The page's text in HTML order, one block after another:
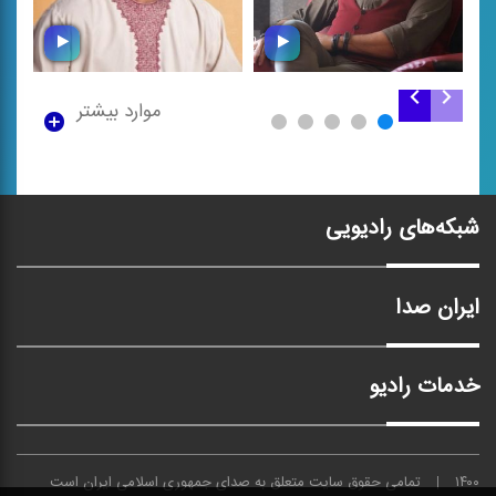
موارد بیشتر
شبکه‌های رادیویی
ایران صدا
خدمات رادیو
۱۴۰۰ تمامی حقوق سایت متعلق بهصدایجمهوری اسلامی ایران است